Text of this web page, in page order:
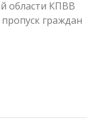
области КПВВ
граждан